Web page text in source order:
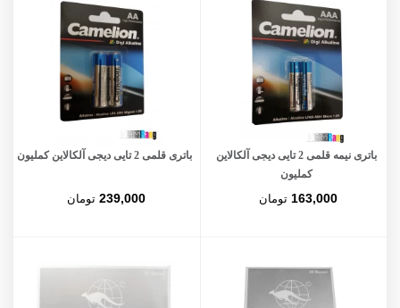
باتری نیمه قلمی 2 تایی دیجی آلکالاین
کملیون
163,000 تومان
باتری قلمی 2 تایی دیجی آلکالاین کملیون
239,000 تومان